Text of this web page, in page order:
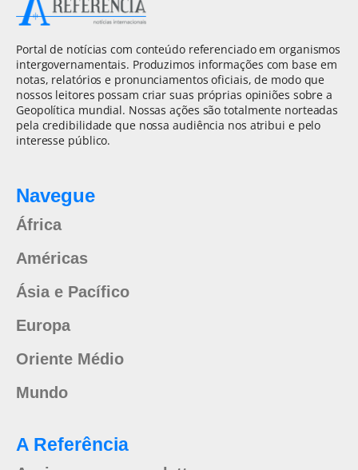
Portal de notícias com conteúdo referenciado em organismos
intergovernamentais. Produzimos informações com base em
notas, relatórios e pronunciamentos oficiais, de modo que
nossos leitores possam criar suas próprias opiniões sobre a
Geopolítica mundial. Nossas ações são totalmente norteadas
pela credibilidade que nossa audiência nos atribui e pelo
interesse público.
Navegue
África
Américas
Ásia e Pacífico
Europa
Oriente Médio
Mundo
A Referência